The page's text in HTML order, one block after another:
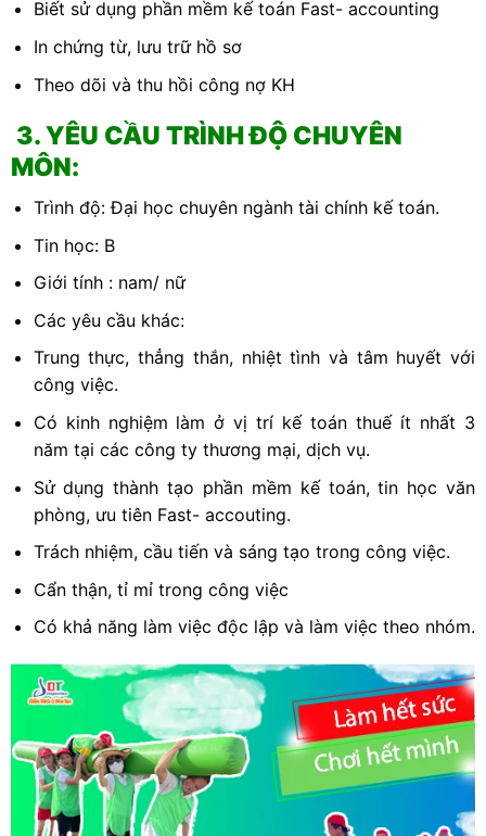
Biết sử dụng phần mềm kế toán Fast- accounting
In chứng từ, lưu trữ hồ sơ
Theo dõi và thu hồi công nợ KH
3. YÊU CẦU TRÌNH ĐỘ CHUYÊN
MÔN:
Trình độ: Đại học chuyên ngành tài chính kế toán.
Tin học: B
Giới tính : nam/ nữ
Các yêu cầu khác:
Trung thực, thẳng thắn, nhiệt tình và tâm huyết với
công việc.
Có kinh nghiệm làm ở vị trí kế toán thuế ít nhất 3
năm tại các công ty thương mại, dịch vụ.
Sử dụng thành tạo phần mềm kế toán, tin học văn
phòng, ưu tiên Fast- accouting.
Trách nhiệm, cầu tiến và sáng tạo trong công việc.
Cẩn thận, tỉ mỉ trong công việc
Có khả năng làm việc độc lập và làm việc theo nhóm.